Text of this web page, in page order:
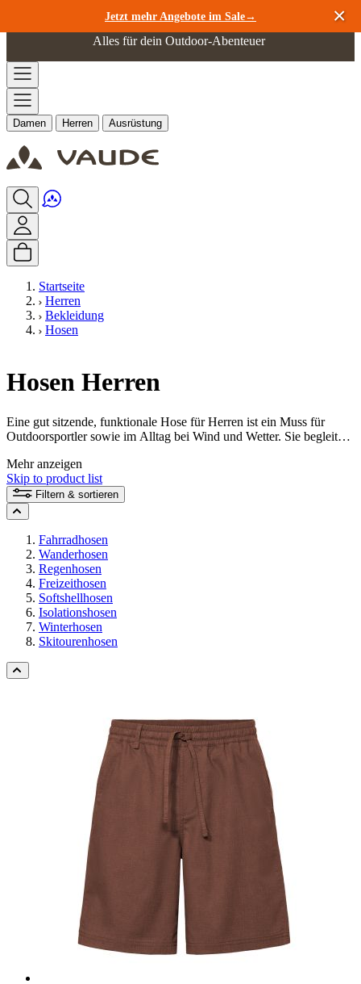
Jetzt mehr Angebote im Sale→
Zum Inhalt springen
Alles für dein Outdoor-Abenteuer
Damen Herren Ausrüstung
Startseite
Herren
Bekleidung
Hosen
Hosen Herren
Eine gut sitzende, funktionale Hose für Herren ist ein Muss für
Outdoorsportler sowie im Alltag bei Wind und Wetter. Sie begleitet
Arbeit. Zusätzlich werden unsere VAUDE Hosen für Herren
nachhaltig hergestellt. Dank robuster, umweltfreundlicher
Materialien profitierst du von der langen Haltbarkeit unserer Herren
Hosen.
Mehr anzeigen
Skip to product list
Filtern & sortieren
Fahrradhosen
Wanderhosen
Regenhosen
Freizeithosen
Softshellhosen
Isolationshosen
Winterhosen
Skitourenhosen